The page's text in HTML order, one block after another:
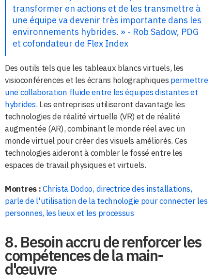
transformer en actions et de les transmettre à
une équipe va devenir très importante dans les
environnements hybrides. » - Rob Sadow, PDG
et cofondateur de Flex Index
Des outils tels que les tableaux blancs virtuels, les
visioconférences et les écrans holographiques permettre
une collaboration fluide entre les équipes distantes et
hybrides. Les entreprises utiliseront davantage les
technologies de réalité virtuelle (VR) et de réalité
augmentée (AR), combinant le monde réel avec un
monde virtuel pour créer des visuels améliorés. Ces
technologies aideront à combler le fossé entre les
espaces de travail physiques et virtuels.
Montres :Christa Dodoo, directrice des installations,
parle de l'utilisation de la technologie pour connecter les
personnes, les lieux et les processus
8. Besoin accru de renforcer les
compétences de la main-
d'œuvre